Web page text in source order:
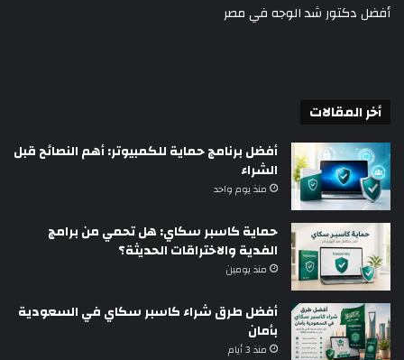
أفضل دكتور شد الوجه في مصر
أخر المقالات
أفضل برنامج حماية للكمبيوتر: أهم النصائح قبل
الشراء
منذ يوم واحد
حماية كاسبر سكاي: هل تحمي من برامج
الفدية والاختراقات الحديثة؟
منذ يومين
أفضل طرق شراء كاسبر سكاي في السعودية
بأمان
منذ 3 أيام